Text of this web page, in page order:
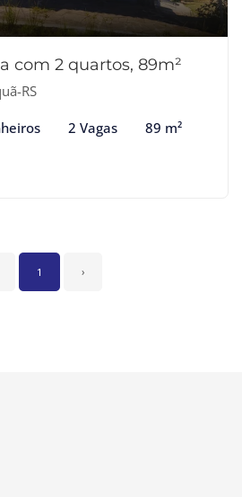
com 2 quartos, 89m²
RS
2 Vagas 89 m²
1 ›